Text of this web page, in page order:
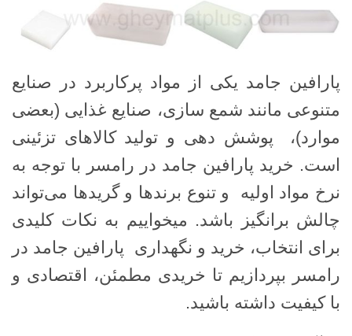
پارافین جامد یکی از مواد پرکاربرد در صنایع
متنوعی مانند شمع ‌سازی، صنایع غذایی (بعضی
موارد)، پوشش‌ دهی و تولید کالاهای تزئینی
است. خرید پارافین جامد در رامسر با توجه به
نرخ مواد اولیه و تنوع برندها و گریدها می‌تواند
چالش ‌برانگیز باشد. میخواییم به نکات کلیدی
برای انتخاب، خرید و نگهداری پارافین جامد در
رامسر بپردازیم تا خریدی مطمئن، اقتصادی و
با کیفیت داشته باشید.